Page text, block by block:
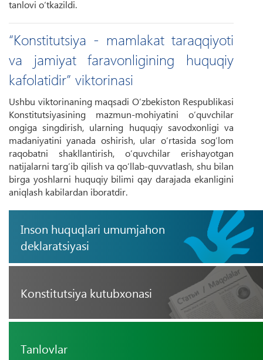
tanlovi o‘tkazildi.
“Konstitutsiya - mamlakat taraqqiyoti
va jamiyat faravonligining huquqiy
kafolatidir” viktorinasi
Ushbu viktorinaning maqsadi O’zbekiston Respublikasi
Konstitutsiyasining mazmun-mohiyatini o’quvchilar
ongiga singdirish, ularning huquqiy savodxonligi va
madaniyatini yanada oshirish, ular o’rtasida sog’lom
raqobatni shakllantirish, o’quvchilar erishayotgan
natijalarni targ’ib qilish va qo’llab-quvvatlash, shu bilan
birga yoshlarni huquqiy bilimi qay darajada ekanligini
aniqlash kabilardan iboratdir.
Inson huquqlari umumjahon
deklaratsiyasi
Konstitutsiya kutubxonasi
Tanlovlar